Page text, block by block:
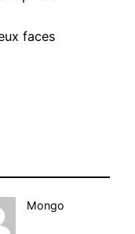
faces
Mongo